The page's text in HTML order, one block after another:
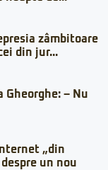
zâmbitoare
din jur...
Gheorghe: – Nu
„din
un nou